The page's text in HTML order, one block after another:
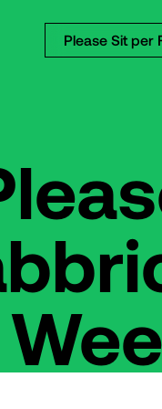
Please Sit per